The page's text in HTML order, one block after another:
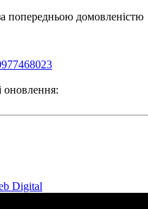
попередньою домовленістю
оновлення:
Digital